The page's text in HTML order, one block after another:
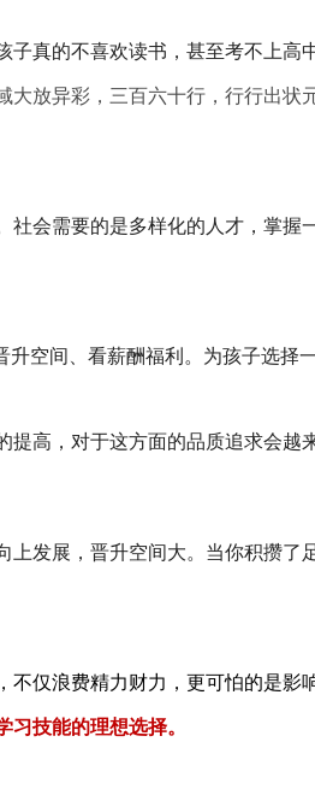
子真的不喜欢读书，甚至考不上高
放异彩，三百六十行，行行出状
会需要的是多样化的人才， 掌握
升空间、看薪酬福利 。为孩子选择
高，对于这方面的品质追求会越
发展，晋升空间大。当你积攒了
仅浪费精力财力，更可怕的是影
技能的理想选择。